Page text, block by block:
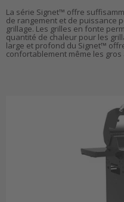
La série Signet™ offre
de rangement et de puissance
grillage. Les grilles en fonte
quantité de chaleur pour les
large et profond du Signet™
confortablement même les gros